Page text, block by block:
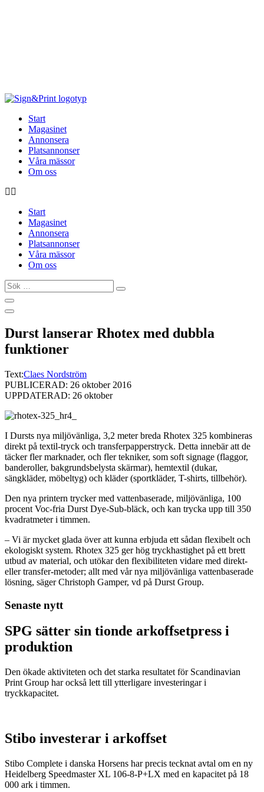
Start
Magasinet
Annonsera
Platsannonser
Våra mässor
Om oss
Start
Magasinet
Annonsera
Platsannonser
Våra mässor
Om oss
Sök
…
Durst lanserar Rhotex med dubbla
funktioner
Text:Claes Nordström
PUBLICERAD: 26 oktober 2016
UPPDATERAD: 26 oktober
I Dursts nya miljövänliga, 3,2 meter breda Rhotex 325 kombineras
direkt på textil-tryck och transferpapperstryck. Detta innebär att de
täcker fler marknader, och fler tekniker, som soft signage (flaggor,
banderoller, bakgrundsbelysta skärmar), hemtextil (dukar,
sängkläder, möbeltyg) och kläder (sportkläder, T-shirts, tillbehör).
Den nya printern trycker med vattenbaserade, miljövänliga, 100
procent Voc-fria Durst Dye-Sub-bläck, och kan trycka upp till 350
kvadratmeter i timmen.
– Vi är mycket glada över att kunna erbjuda ett sådan flexibelt och
ekologiskt system. Rhotex 325 ger hög tryckhastighet på ett brett
utbud av material, och utökar den flexibiliteten vidare med direkt-
eller transfer-metoder; allt med vår nya miljövänliga vattenbaserade
lösning, säger Christoph Gamper, vd på Durst Group.
Senaste nytt
SPG sätter sin tionde arkoffsetpress i
produktion
Den ökade aktiviteten och det starka resultatet för Scandinavian
Print Group har också lett till ytterligare investeringar i
tryckkapacitet.
Stibo investerar i arkoffset
Stibo Complete i danska Horsens har precis tecknat avtal om en ny
Heidelberg Speedmaster XL 106-8-P+LX med en kapacitet på 18
000 ark i timmen.